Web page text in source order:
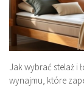
Jak wybrać stelaż i
wynajmu, które